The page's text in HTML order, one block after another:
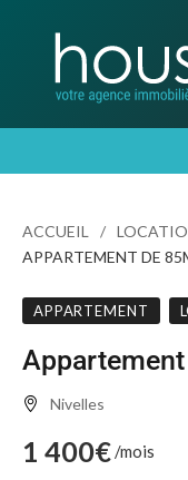
ACCUEIL
APPARTEMENT DE
APPARTEMENT
Appartement
Nivelles
1 400€/mois